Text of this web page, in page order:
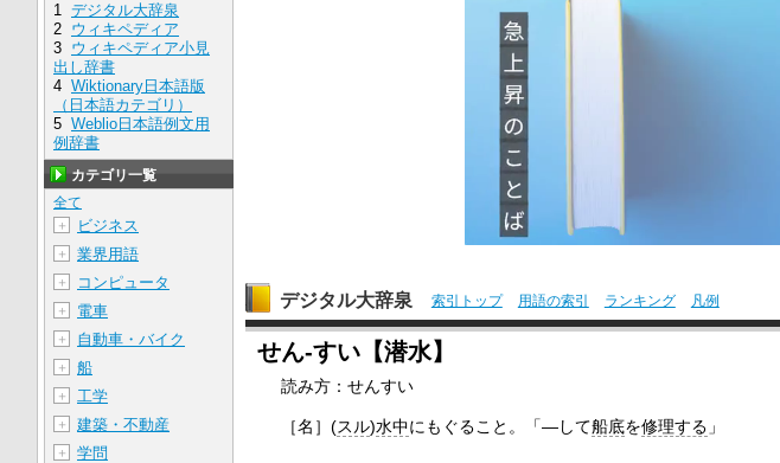
デジタル大辞泉 索引トップ 用語の索引 ランキング 凡例
せん‐すい【潜水】
読み方：せんすい
［名］(スル)水中にもぐること。「―して船底を修理する 」
1 デジタル大辞泉
2 ウィキペディア
3 ウィキペディア小見
出し辞書
4 Wiktionary日本語版
（日本語カテゴリ）
5 Weblio日本語例文用
例辞書
カテゴリ一覧
全て
＋
ビジネス
＋ 業界用語
＋ コンピュータ
＋ 電車
＋ 自動車・バイク
＋ 船
＋ 工学
＋ 建築・不動産
＋ 学問